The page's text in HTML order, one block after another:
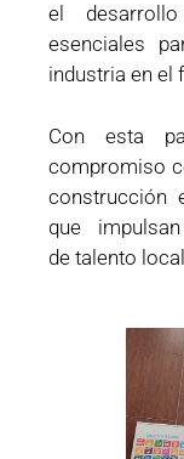
el
esenciales
industria en el
Con esta
compromiso
construcción
que
de talento